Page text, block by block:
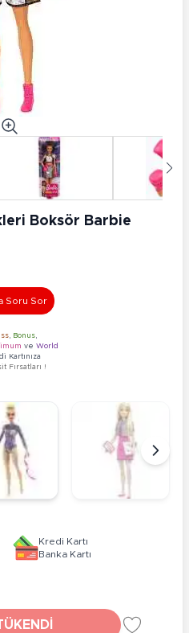
Boksör Barbie
Soru Sor
Bonus
ve World
Kartınıza
Fırsatları !
Kredi Kartı
Banka Kartı